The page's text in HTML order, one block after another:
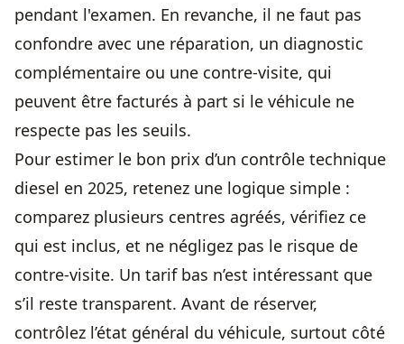
pendant l'examen. En revanche, il ne faut pas
confondre avec une réparation, un diagnostic
complémentaire ou une contre-visite, qui
peuvent être facturés à part si le véhicule ne
respecte pas les seuils.
Pour estimer le bon prix d’un contrôle technique
diesel en 2025, retenez une logique simple :
comparez plusieurs centres agréés, vérifiez ce
qui est inclus, et ne négligez pas le risque de
contre-visite. Un tarif bas n’est intéressant que
s’il reste transparent. Avant de réserver,
contrôlez l’état général du véhicule, surtout côté